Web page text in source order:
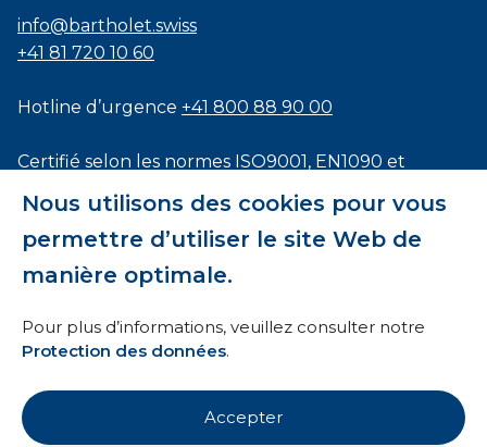
Nous utilisons des cookies pour vous
permettre d’utiliser le site Web de
manière optimale.
Pour plus d’informations, veuillez consulter notre
Protection des données.
Accepter
info@bartholet.swiss
+41 81 720 10 60
Hotline d’urgence +41 800 88 90 00
Certifié selon les normes ISO9001, EN1090 et
Conditions générales
Mentions légales